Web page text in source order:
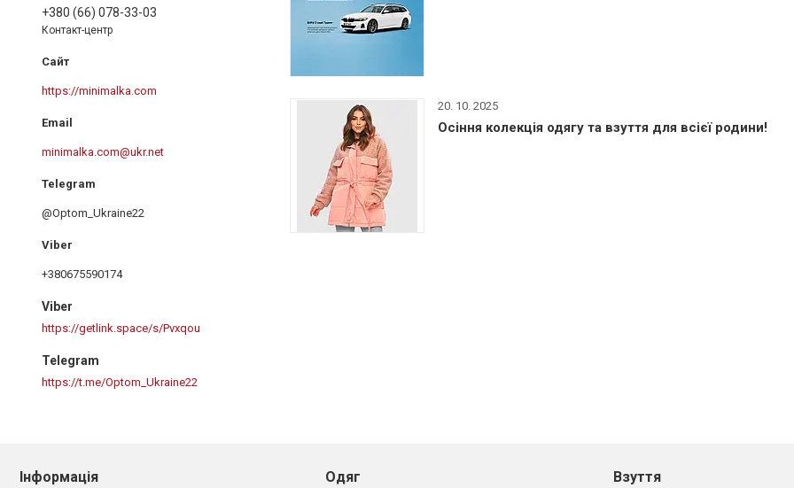
20. 10. 2025
Осіння колекція одягу та взуття для всієї родини!
+380 (66) 078-33-03
Контакт-центр
https://minimalka.com
minimalka.com@ukr.net
@Optom_Ukraine22
+380675590174
Viber
https://getlink.space/s/Pvxqou
Telegram
https://t.me/Optom_Ukraine22
Інформація Одяг Взуття